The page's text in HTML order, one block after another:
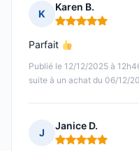
K
Karen B.
Note : 5 sur 5
Publié le 12/12/2025 à
suite à un achat du 06/12/
Parfait
J
Janice D.
Note : 5 sur 5